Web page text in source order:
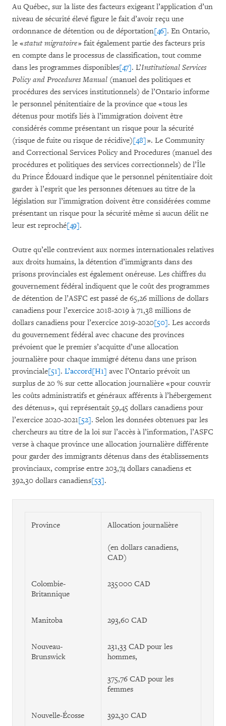
Au Québec, sur la liste des facteurs exigeant l’application d’un
niveau de sécurité élevé figure le fait d’avoir reçu une
ordonnance de détention ou de déportation[46]. En Ontario,
le «statut migratoire» fait également partie des facteurs pris
en compte dans le processus de classification, tout comme
dans les programmes disponibles[47]. L’Institutional Services
Policy and Procedures Manual (manuel des politiques et
procédures des services institutionnels) de l’Ontario informe
le personnel pénitentiaire de la province que « tous les
détenus pour motifs liés à l’immigration doivent être
considérés comme présentant un risque pour la sécurité
(risque de fuite ou risque de récidive)[48]». Le Community
and Correctional Services Policy and Procedures (manuel des
procédures et politiques des services correctionnels) de l’Île
du Prince Édouard indique que le personnel pénitentiaire doit
garder à l’esprit que les personnes détenues au titre de la
législation sur l’immigration doivent être considérées comme
présentant un risque pour la sécurité même si aucun délit ne
leur est reproché[49].
Outre qu’elle contrevient aux normes internationales relatives
aux droits humains, la détention d’immigrants dans des
prisons provinciales est également onéreuse. Les chiffres du
gouvernement fédéral indiquent que le coût des programmes
de détention de l’ASFC est passé de 65,26 millions de dollars
canadiens pour l’exercice 2018-2019 à 71,38 millions de
dollars canadiens pour l’exercice 2019-2020[50]. Les accords
du gouvernement fédéral avec chacune des provinces
prévoient que le premier s’acquitte d’une allocation
journalière pour chaque immigré détenu dans une prison
provinciale[51]. L’accord[H1] avec l’Ontario prévoit un
surplus de 20 % sur cette allocation journalière « pour couvrir
les coûts administratifs et généraux afférents à l’hébergement
des détenus », qui représentait 59,45 dollars canadiens pour
l’exercice 2020-2021[52]. Selon les données obtenues par les
chercheurs au titre de la loi sur l’accès à l’information, l’ASFC
verse à chaque province une allocation journalière différente
pour garder des immigrants détenus dans des établissements
provinciaux, comprise entre 203,74 dollars canadiens et
392,30 dollars canadiens[53].
Province Allocation journalière
(en dollars canadiens,
CAD)
Colombie-
Britannique
235 000 CAD
Manitoba 293,60 CAD
Nouveau-
Brunswick
231,33 CAD pour les
hommes,
375,76 CAD pour les
femmes
Nouvelle-Écosse 392,30 CAD